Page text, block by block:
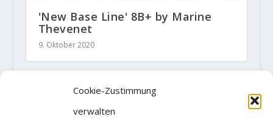
Cookie-Zustimmung
verwalten
'New Base Line' 8B+ by Marine
Thevenet
9. Oktober 2020
TRACKBACKS/PINGBACKS